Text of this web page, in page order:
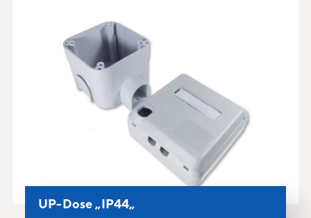
UP-Dose „IP44„